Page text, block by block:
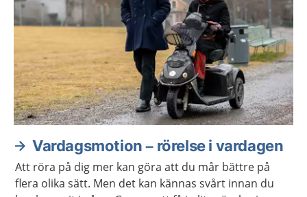
Vardagsmotion – rörelse i vardagen
Att röra på dig mer kan göra att du mår bättre på
flera olika sätt. Men det kan kännas svårt innan du